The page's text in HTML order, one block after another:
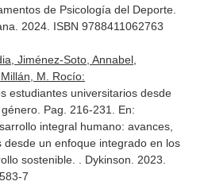
de Psicología del Deporte.
2024. ISBN 9788411062763
Jiménez-Soto, Annabel,
M. Rocío:
estudiantes universitarios desde
Pag. 216-231. En:
integral humano: avances,
desde un enfoque integrado en los
sostenible. . Dykinson. 2023.
7